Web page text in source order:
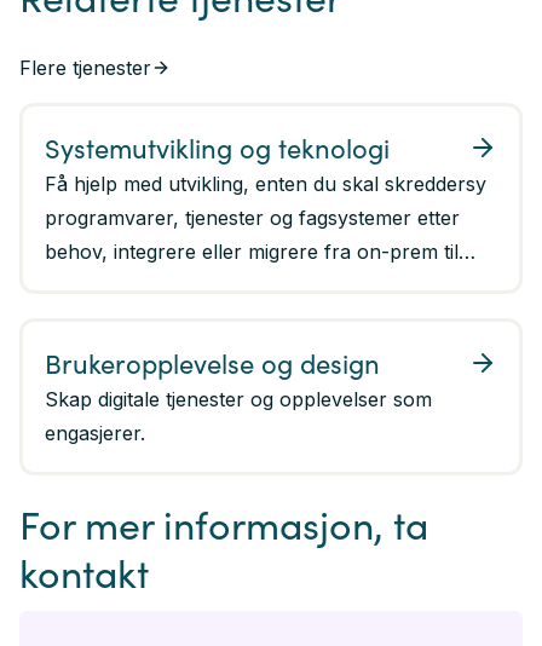
Flere tjenester
Systemutvikling og teknologi
Få hjelp med utvikling, enten du skal skreddersy
programvarer, tjenester og fagsystemer etter
behov, integrere eller migrere fra on-prem til
Brukeropplevelse og design
Skap digitale tjenester og opplevelser som
engasjerer.
For mer informasjon, ta
kontakt